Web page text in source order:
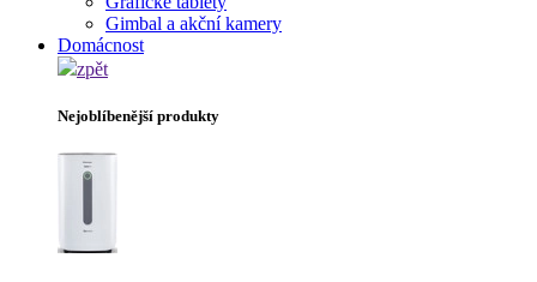
Gimbal a akční kamery
Domácnost
zpět
Nejoblíbenější produkty